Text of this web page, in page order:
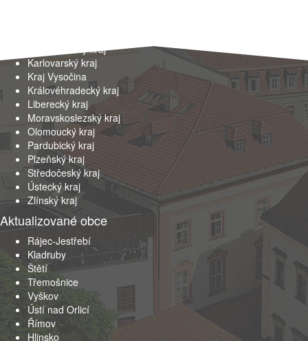
Jihomoravský kraj
Karlovarský kraj
Kraj Vysočina
Královéhradecký kraj
Liberecký kraj
Moravskoslezský kraj
Olomoucký kraj
Pardubický kraj
Plzeňský kraj
Středočeský kraj
Ústecký kraj
Zlínský kraj
Aktualizované obce
Rájec-Jestřebí
Kladruby
Štětí
Třemošnice
Vyškov
Ústí nad Orlicí
Římov
Hlinsko